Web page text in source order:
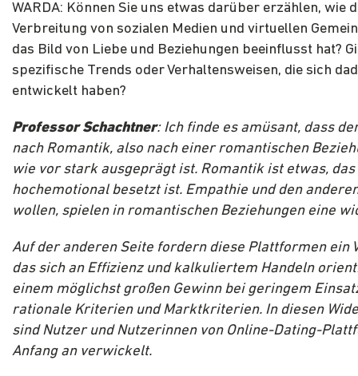
WARDA: Können Sie uns etwas darüber erzählen, wie
Verbreitung von sozialen Medien und virtuellen
das Bild von Liebe und Beziehungen beeinflusst hat?
spezifische Trends oder Verhaltensweisen, die sich
entwickelt haben?
Professor Schachtner: Ich finde es amüsant, dass
nach Romantik, also nach einer romantischen
wie vor stark ausgeprägt ist. Romantik ist etwas, das
hochemotional besetzt ist. Empathie und den
wollen, spielen in romantischen Beziehungen eine
Auf der anderen Seite fordern diese Plattformen ein
das sich an Effizienz und kalkuliertem Handeln
einem möglichst großen Gewinn bei geringem
rationale Kriterien und Marktkriterien. In diesen
sind Nutzer und Nutzerinnen von Online-Dating-
Anfang an verwickelt.